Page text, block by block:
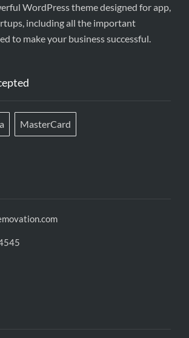
WordPress theme designed for app,
including all the important
to make your business successful.
MasterCard